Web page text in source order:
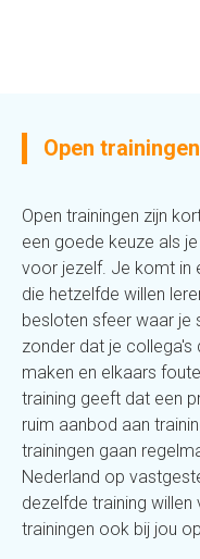
Open trainingen
Open trainingen zijn
een goede keuze als
voor jezelf. Je komt in
die hetzelfde willen
besloten sfeer waar je
zonder dat je collega's
maken en elkaars
training geeft dat een
ruim aanbod aan
trainingen gaan
Nederland op
dezelfde training
trainingen ook bij jou